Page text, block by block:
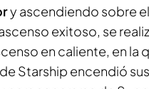
y ascendiendo sobre
exitoso, se
en caliente, en la
Starship encendió